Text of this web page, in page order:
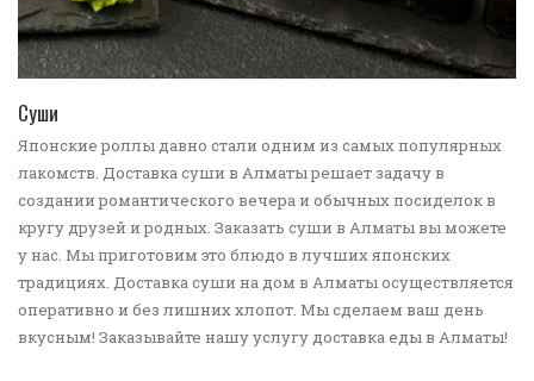
Суши
Японские роллы давно стали одним из самых популярных
лакомств. Доставка суши в Алматы решает задачу в
создании романтического вечера и обычных посиделок в
кругу друзей и родных. Заказать суши в Алматы вы можете
у нас. Мы приготовим это блюдо в лучших японских
традициях. Доставка суши на дом в Алматы осуществляется
оперативно и без лишних хлопот. Мы сделаем ваш день
вкусным! Заказывайте нашу услугу доставка еды в Алматы!